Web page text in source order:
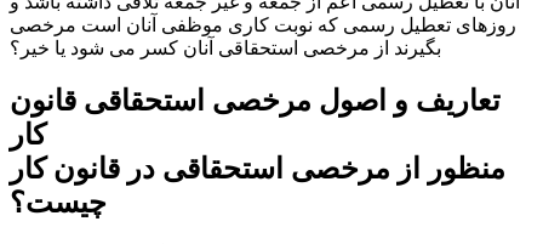
روزهای تعطیل رسمی که نوبت کاری موظفی آنان است مرخصی
بگیرند از مرخصی استحقاقی آنان کسر می شود یا خیر؟
تعاریف و اصول مرخصی استحقاقی قانون
کار
منظور از مرخصی استحقاقی در قانون کار
چیست؟